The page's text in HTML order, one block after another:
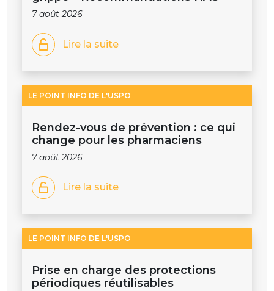
7 août 2026
Lire la suite
LE POINT INFO DE L'USPO
Rendez-vous de prévention : ce qui
change pour les pharmaciens
7 août 2026
Lire la suite
LE POINT INFO DE L'USPO
Prise en charge des protections
périodiques réutilisables